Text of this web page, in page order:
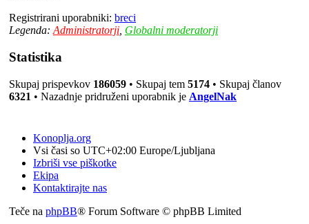
Registrirani uporabniki: breci
Legenda:Administratorji, Globalni moderatorji
Statistika
Skupaj prispevkov 186059 • Skupaj tem 5174 • Skupaj članov
6321 • Nazadnje pridruženi uporabnik je AngelNak
Konoplja.org
Vsi časi so UTC+02:00 Europe/Ljubljana
Izbriši vse piškotke
Ekipa
Kontaktirajte nas
Teče na phpBB® Forum Software © phpBB Limited